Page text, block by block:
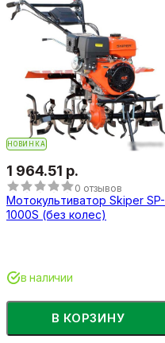
НОВИНКА
1 964.51 р.
0 отзывов
Мотокультиватор Skiper SP-
1000S (без колес)
В КОРЗИНУ
в наличии